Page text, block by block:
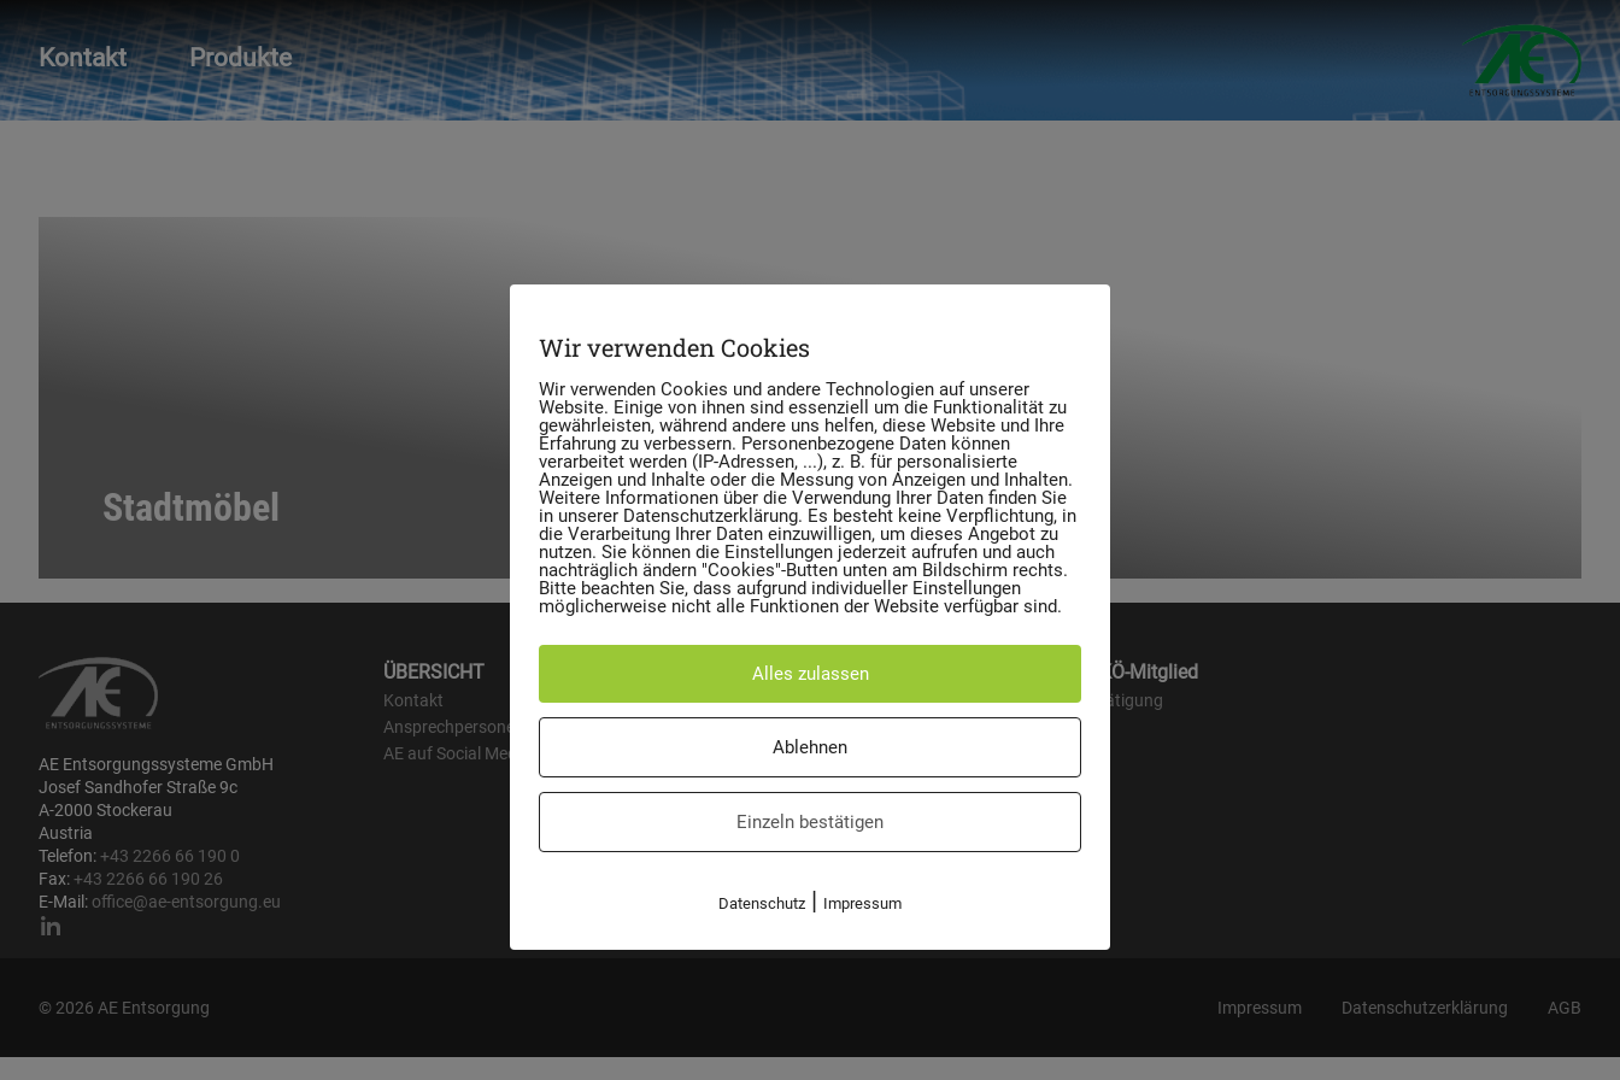
Kontakt Produkte
Stadtmöbel
AE Entsorgungssysteme GmbH
Josef Sandhofer Straße 9c
A-2000 Stockerau
Austria
Telefon:+43 2266 66 190 0
Fax:+43 2266 66 190 26
E-Mail: office@ae-entsorgung.eu
ÜBERSICHT
Kontakt
Ansprechpersonen
AE auf Social Media
VERANTWORTUNG
Mülltonne CO2 Kalkulator
Wir sind ANKÖ-Mitglied
Führungsbestätigung
© 2026 AE Entsorgung Impressum Datenschutzerklärung AGB
Wir verwenden Cookies
Wir verwenden Cookies und andere Technologien auf unserer
Website. Einige von ihnen sind essenziell um die Funktionalität zu
gewährleisten, während andere uns helfen, diese Website und Ihre
Erfahrung zu verbessern. Personenbezogene Daten können
verarbeitet werden (IP-Adressen, ...), z. B. für personalisierte
Anzeigen und Inhalte oder die Messung von Anzeigen und Inhalten.
Weitere Informationen über die Verwendung Ihrer Daten finden Sie
in unserer Datenschutzerklärung. Es besteht keine Verpflichtung, in
die Verarbeitung Ihrer Daten einzuwilligen, um dieses Angebot zu
nutzen. Sie können die Einstellungen jederzeit aufrufen und auch
nachträglich ändern "Cookies"-Butten unten am Bildschirm rechts.
Bitte beachten Sie, dass aufgrund individueller Einstellungen
möglicherweise nicht alle Funktionen der Website verfügbar sind.
Alles zulassen
Ablehnen
Einzeln bestätigen
Datenschutz | Impressum